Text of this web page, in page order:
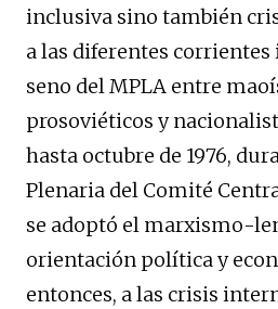
inclusiva sino también
a las diferentes corrientes
seno del MPLA entre
prosoviéticos y
hasta octubre de 1976,
Plenaria del Comité
se adoptó el marxismo-
orientación política y
entonces, a las crisis